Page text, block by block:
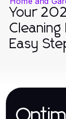
Your
Cleaning
Easy